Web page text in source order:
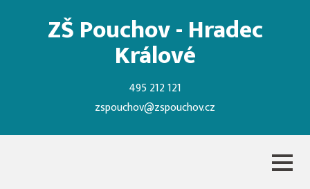
ZŠ Pouchov - Hradec
Králové
495 212 121
zspouchov@zspouchov.cz